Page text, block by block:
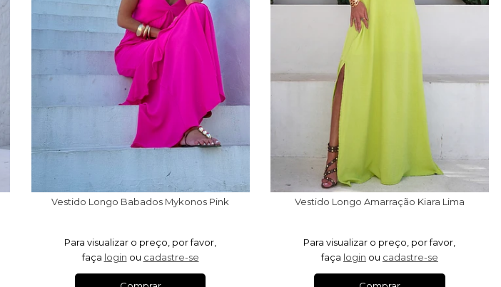
Vestido Longo Babados Mykonos Pink
Para visualizar o preço, por favor,
faça login ou cadastre-se
Vestido Longo Amarração Kiara Lima
Para visualizar o preço, por favor,
faça login ou cadastre-se